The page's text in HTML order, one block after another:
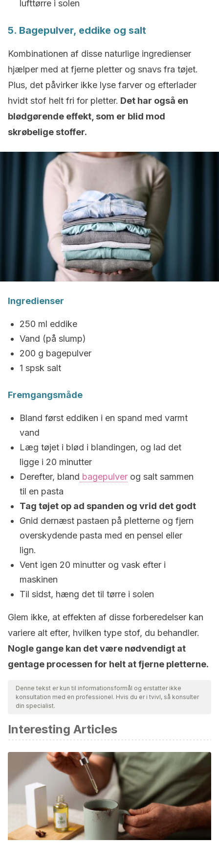
lufttørre i solen
5. Bagepulver, eddike og salt
Kombinationen af disse naturlige ingredienser
hjælper med at fjerne pletter og snavs fra tøjet.
Plus, det påvirker ikke lyse farver og efterlader
hvidt stof helt fri for pletter. Det har også en
blødgørende effekt, som er blid mod
skrøbelige stoffer.
Ingredienser
250 ml eddike
Vand (på slump)
200 g bagepulver
1 spsk salt
Fremgangsmåde
Bland først eddiken i en spand med varmt
vand
Læg tøjet i blød i blandingen, og lad det
ligge i 20 minutter
Derefter, bland bagepulver og salt sammen
til en pasta
Tag tøjet op ad spanden og vrid det godt
Gnid dernæst pastaen på pletterne og fjern
overskydende pasta med en pensel eller
lign.
Vent igen 20 minutter og vask efter i
maskinen
Til sidst, hæng det til tørre i solen
Glem ikke, at effekten af disse forberedelser kan
variere alt efter, hvilken type stof, du behandler.
Nogle gange kan det være nødvendigt at
gentage processen for helt at fjerne pletterne.
Denne tekst er kun til informationsformål og erstatter ikke
konsultation med en professionel. Hvis du er i tvivl, så konsulter
din specialist.
Interesting Articles